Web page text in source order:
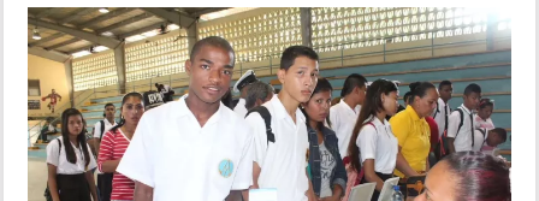
SHOW
DEPORTES
MUNDO